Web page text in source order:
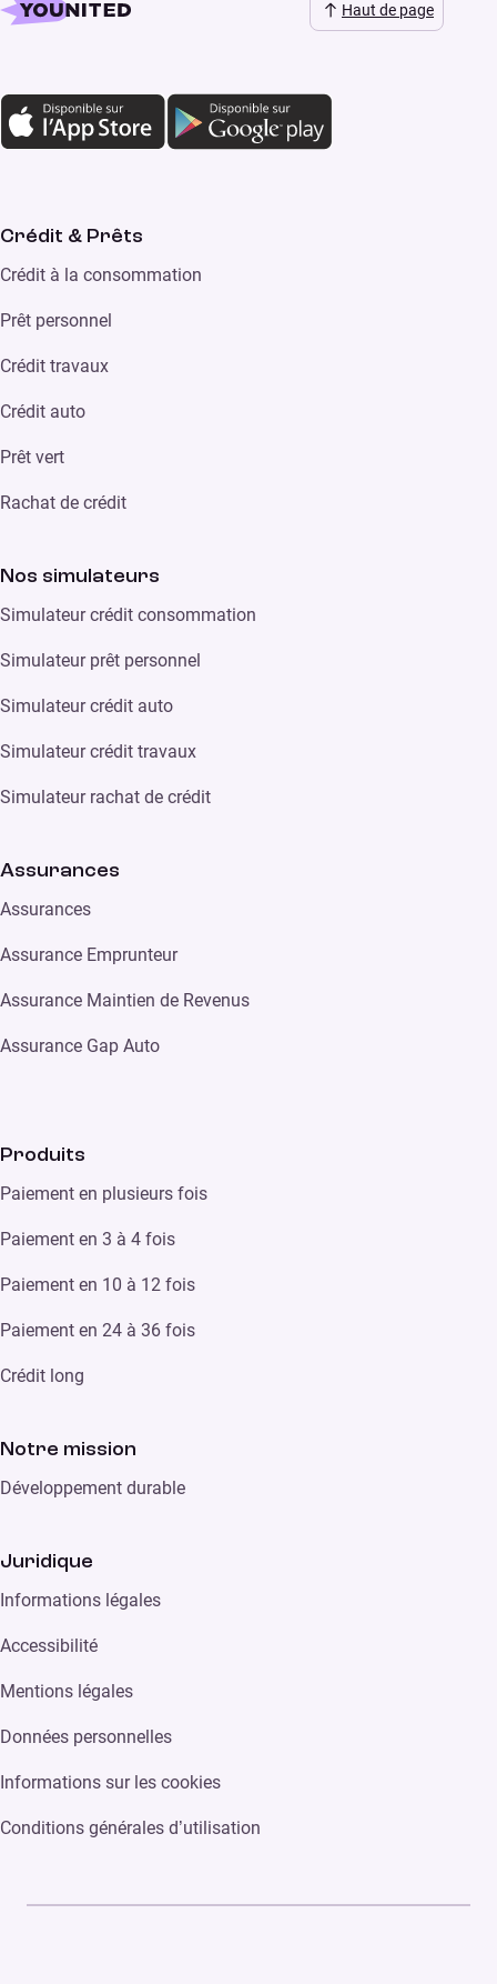
Haut de page
Crédit & Prêts
Crédit à la consommation
Prêt personnel
Crédit travaux
Crédit auto
Prêt vert
Rachat de crédit
Nos simulateurs
Simulateur crédit consommation
Simulateur prêt personnel
Simulateur crédit auto
Simulateur crédit travaux
Simulateur rachat de crédit
Assurances
Assurances
Assurance Emprunteur
Assurance Maintien de Revenus
Assurance Gap Auto
Produits
Paiement en plusieurs fois
Paiement en 3 à 4 fois
Paiement en 10 à 12 fois
Paiement en 24 à 36 fois
Crédit long
Notre mission
Développement durable
Juridique
Informations légales
Accessibilité
Mentions légales
Données personnelles
Informations sur les cookies
Conditions générales d’utilisation